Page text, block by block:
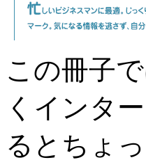
この冊子
くインタ
るとちょ